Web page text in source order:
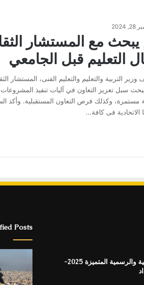
يبحث مع المستشار
التعليم قبل الجامعي
التربية والتعليم والتعليم الفنى، المستشار
لبحث سبل تعزيز التعاون في آليات تنفيذ
مستمرة، وكذلك فرص التعاون المستقبلية. وأكد
الاتحادية فى كافة…
مصروفات المدارس التجريبية والرسمية المتميزة 2025-
Posts